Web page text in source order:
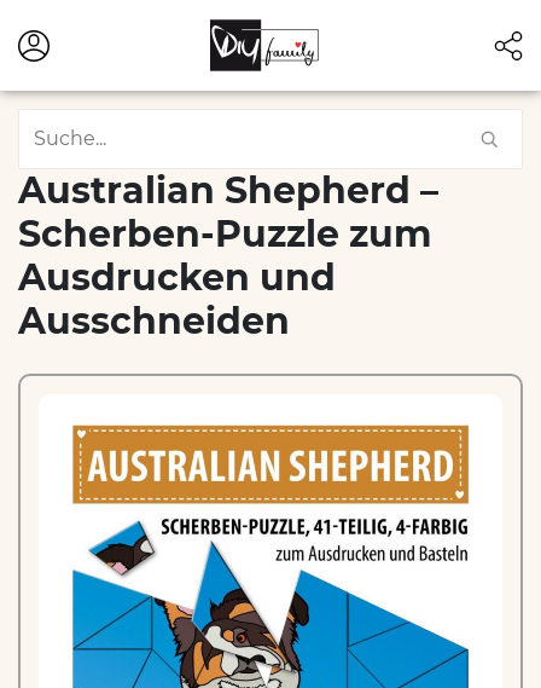
Australian Shepherd –
Scherben-Puzzle zum
Ausdrucken und
Ausschneiden